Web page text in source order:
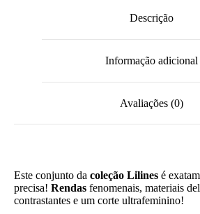
Descrição
Informação adicional
Avaliações (0)
Este conjunto da coleção Lilines é
precisa! Rendas fenomenais, materiais
contrastantes e um corte ultrafeminino!